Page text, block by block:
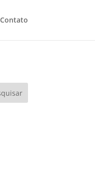
Contato